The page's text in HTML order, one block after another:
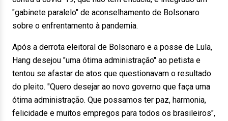
"gabinete paralelo" de aconselhamento de Bolsonaro
sobre o enfrentamento à pandemia.
Após a derrota eleitoral de Bolsonaro e a posse de Lula,
Hang desejou "uma ótima administração" ao petista e
tentou se afastar de atos que questionavam o resultado
do pleito. "Quero desejar ao novo governo que faça uma
ótima administração. Que possamos ter paz, harmonia,
felicidade e muitos empregos para todos os brasileiros",